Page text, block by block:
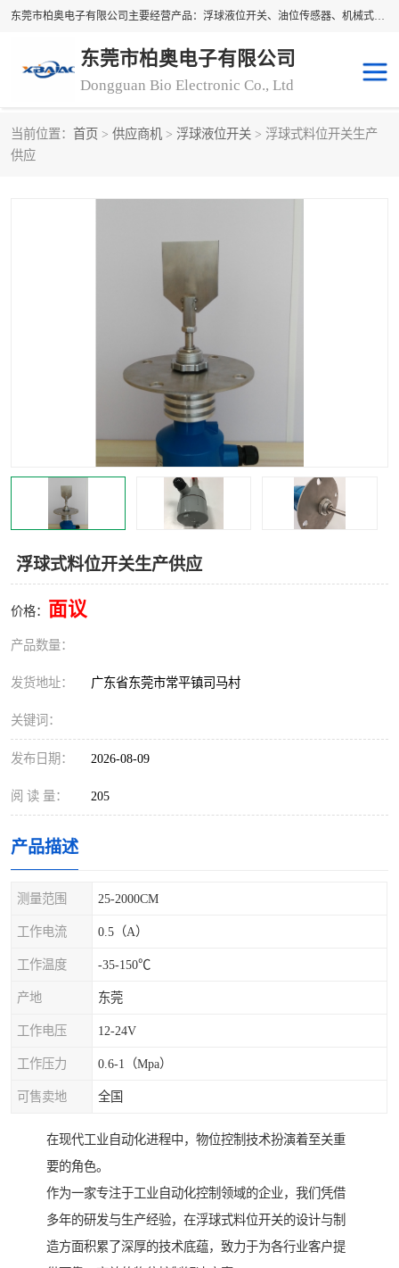
东莞市柏奥电子有限公司主要经营产品：浮球液位开关、油位传感器、机械式油表、浮球液位计、水位控制浮球阀、料位开关，水流开关、油水位控制配套仪表等。柏奥电子，您可信赖的合作伙伴
东莞市柏奥电子有限公司
Dongguan Bio Electronic Co., Ltd
当前位置： 首页 > 供应商机 > 浮球液位开关 > 浮球式料位开关生产
供应
浮球式料位开关生产供应
价格： 面议
产品数量：
发货地址： 广东省东莞市常平镇司马村
关键词：
发布日期： 2026-08-09
阅 读 量： 205
产品描述
测量范围 25-2000CM
工作电流 0.5（A）
工作温度 -35-150℃
产地 东莞
工作电压 12-24V
工作压力 0.6-1（Mpa）
可售卖地 全国
在现代工业自动化进程中，物位控制技术扮演着至关重
要的角色。
作为一家专注于工业自动化控制领域的企业，我们凭借
多年的研发与生产经验，在浮球式料位开关的设计与制
造方面积累了深厚的技术底蕴，致力于为各行业客户提
浮球液位开关
机械式油表 水流开关
油位表